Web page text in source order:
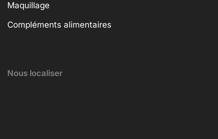
Maquillage
Compléments alimentaires
Nous localiser